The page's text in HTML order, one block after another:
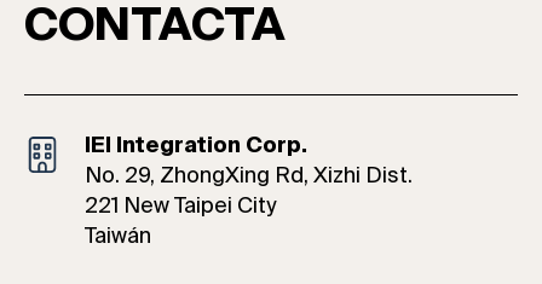
CONTACTA
IEI Integration Corp.
No. 29, ZhongXing Rd, Xizhi Dist.
221 New Taipei City
Taiwán